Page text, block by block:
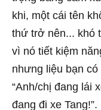
khi, một cái tên
thứ trở nên... khó
vì nó tiết kiệm
nhưng liệu bạn
“Anh/chị đang lái
đang đi xe Tang!”.